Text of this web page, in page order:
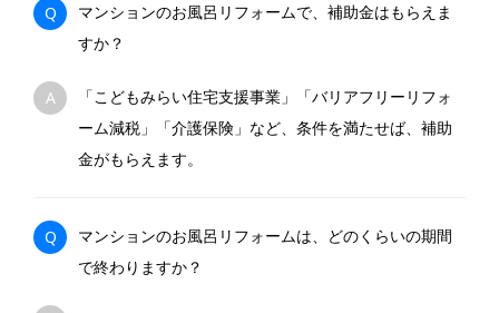
Q
マンションのお風呂リフォームで、補助金はもらえま
すか？
A
「こどもみらい住宅支援事業」「バリアフリーリフォ
ーム減税」「介護保険」など、条件を満たせば、補助
金がもらえます。
Q
マンションのお風呂リフォームは、どのくらいの期間
で終わりますか？